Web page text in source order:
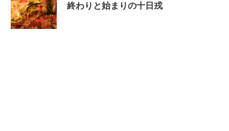
終わりと始まりの十日戎